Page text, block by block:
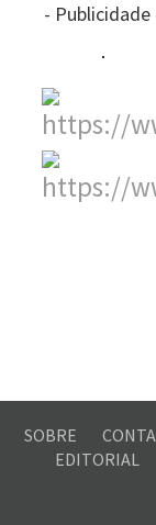
- Publicidade
SOBRE
EDITORIAL